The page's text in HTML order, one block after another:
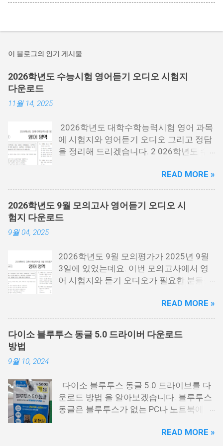
이 블로그의 인기 게시물
2026학년도 수능시험 영어듣기 오디오 시험지
다운로드
11월 14, 2025
2026학년도 대학수학능력시험 영어 과목
에 시험지와 영어듣기 오디오 그리고 정답
을 정리해 드리겠습니다. 2 026학년도 수
행한 시험 을 말하는데요. 2026년에 대학
에 들어가는 분들이 보는 시험입니다. 시험
지 필요한 분들은 아래 PDF파일을 다운로
드 받을 수 있습니다. 홀수랑 짝수가 나누
어져 있기 때문에 필요한 각각 필요한 분들
수] 수능 영어 짝수.pdf 수능 영어듣기 음성
수능 영어 정답지 수능 영어 정답지 수능
영어듣기 대본.pdf 영어듣기 대본.pdf 영어
시면 점3개를 눌르면 다운로드를 받을 수
있는 버튼이 나옵니다. 이걸 눌르시면 됩니
다. 수능 영어듣기.MP3 📌 2026학년도 수
능시험 원점수 등급컷 정리
READ MORE »
2026학년도 9월 모의고사 영어듣기 오디오 시
험지 다운로드
9월 04, 2025
2026학년도 9월 모의평가가 2025년 9월
3일에 있었는데요. 이번 모의고사에서 영
어 시험지와 듣기 오디오가 필요한 분들을
분들 모두 응원합니다. 이번 시험은 수능시
험전에 마지막 모의고사 시험으로 수능을
보는 분들에게 아주 중요한 시험입니다. 저
같은 경우에도 9월 시험은 수능때까지 여
답지 영어 정답지 9월 모의고사 영어 해설
지 9월 모의고사 해설지.pdf 9월 모의고사
영어음성.mp3 영어듣기.mp3 9월 모의고
https://cdn.kice.re.kr/sumo2609/index.ht
READ MORE »
다이소 블루투스 동글 5.0 드라이버 다운로드
방법
9월 10, 2024
다이소 블루투스 동글 5.0 드라이브를 다
운로드 방법 을 알아보겠습니다. 블루투스
동글은 블루투스가 없는 PC나 노트북에 연
USB 동글을 말하는데요. 저도 PC에 블루투
READ MORE »